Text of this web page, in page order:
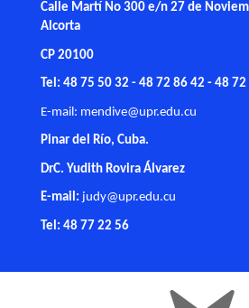
Calle Martí No 300 e/n 27 de
Alcorta
CP 20100
Tel: 48 75 50 32 - 48 72 86 42 - 48
E-mail: mendive@upr.edu.cu
Pinar del Río, Cuba.
DrC. Yudith Rovira Álvarez
E-mail: judy@upr.edu.cu
Tel: 48 77 22 56